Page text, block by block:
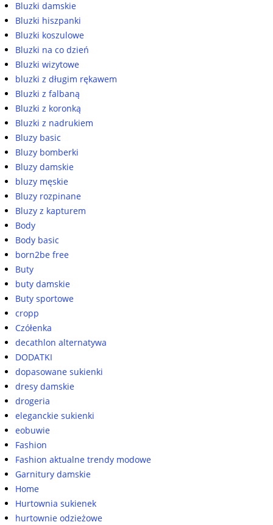
Bluzki damskie
Bluzki hiszpanki
Bluzki koszulowe
Bluzki na co dzień
Bluzki wizytowe
bluzki z długim rękawem
Bluzki z falbaną
Bluzki z koronką
Bluzki z nadrukiem
Bluzy basic
Bluzy bomberki
Bluzy damskie
bluzy męskie
Bluzy rozpinane
Bluzy z kapturem
Body
Body basic
born2be free
Buty
buty damskie
Buty sportowe
cropp
Czółenka
decathlon alternatywa
DODATKI
dopasowane sukienki
dresy damskie
drogeria
eleganckie sukienki
eobuwie
Fashion
Fashion aktualne trendy modowe
Garnitury damskie
Home
Hurtownia sukienek
hurtownie odzieżowe